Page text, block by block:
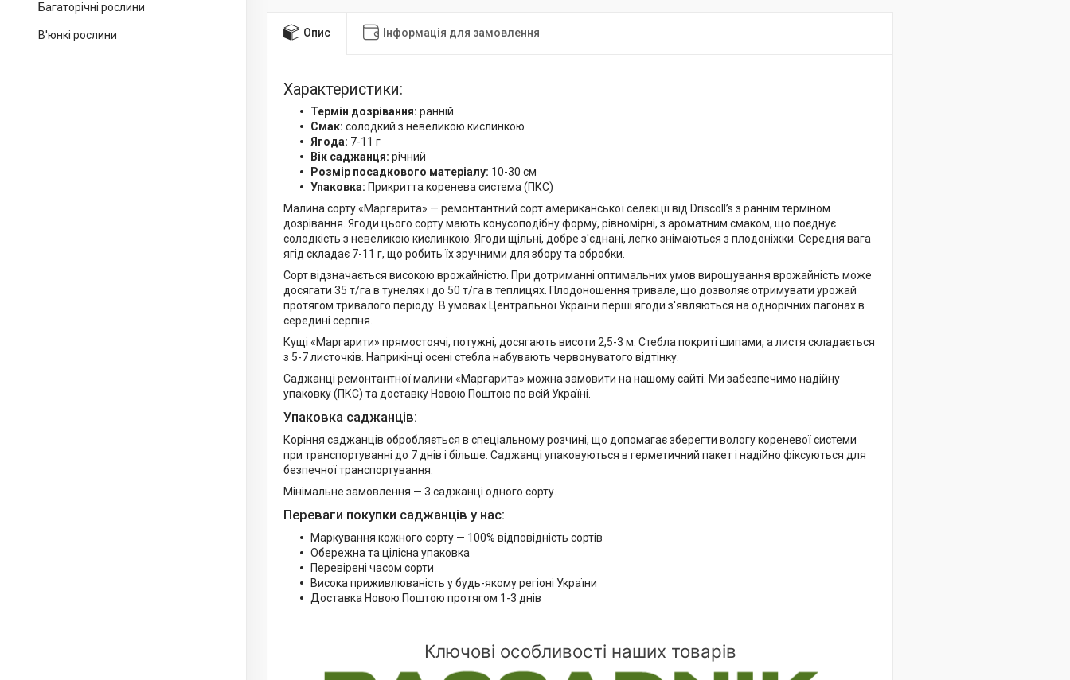
Багаторічні рослини
В'юнкі рослини Опис Інформація для замовлення
Характеристики:
Термін дозрівання: ранній
Смак: солодкий з невеликою кислинкою
Ягода: 7-11 г
Вік саджанця: річний
Розмір посадкового матеріалу: 10-30 см
Упаковка: Прикритта коренева система (ПКС)
Малина сорту «Маргарита» — ремонтантний сорт американської селекції від Driscoll’s з раннім терміном
дозрівання. Ягоди цього сорту мають конусоподібну форму, рівномірні, з ароматним смаком, що поєднує
солодкість з невеликою кислинкою. Ягоди щільні, добре з'єднані, легко знімаються з плодоніжки. Середня вага
ягід складає 7-11 г, що робить їх зручними для збору та обробки.
Сорт відзначається високою врожайністю. При дотриманні оптимальних умов вирощування врожайність може
досягати 35 т/га в тунелях і до 50 т/га в теплицях. Плодоношення тривале, що дозволяє отримувати урожай
протягом тривалого періоду. В умовах Центральної України перші ягоди з'являються на однорічних пагонах в
середині серпня.
Кущі «Маргарити» прямостоячі, потужні, досягають висоти 2,5-3 м. Стебла покриті шипами, а листя складається
з 5-7 листочків. Наприкінці осені стебла набувають червонуватого відтінку.
Саджанці ремонтантної малини «Маргарита» можна замовити на нашому сайті. Ми забезпечимо надійну
упаковку (ПКС) та доставку Новою Поштою по всій Україні.
Упаковка саджанців:
Коріння саджанців обробляється в спеціальному розчині, що допомагає зберегти вологу кореневої системи
при транспортуванні до 7 днів і більше. Саджанці упаковуються в герметичний пакет і надійно фіксуються для
безпечної транспортування.
Мінімальне замовлення — 3 саджанці одного сорту.
Переваги покупки саджанців у нас:
Маркування кожного сорту — 100% відповідність сортів
Обережна та цілісна упаковка
Перевірені часом сорти
Висока приживлюваність у будь-якому регіоні України
Доставка Новою Поштою протягом 1-3 днів
Ключові особливості наших товарів